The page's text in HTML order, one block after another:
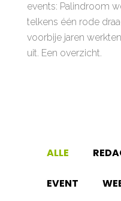
events: Palindroom
telkens één rode
voorbije jaren
uit. Een overzicht.
ALLE
EVENT